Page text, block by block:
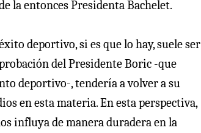
la entonces Presidenta Bachelet.
deportivo, si es que lo hay, suele ser
del Presidente Boric -que
deportivo-, tendería a volver a su
en esta materia. En esta perspectiva,
influya de manera duradera en la